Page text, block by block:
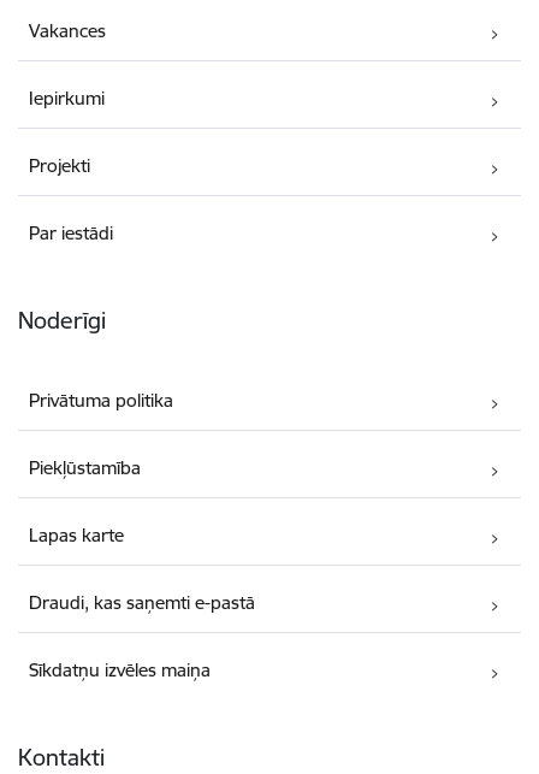
Vakances
Iepirkumi
Projekti
Par iestādi
Noderīgi
Privātuma politika
Piekļūstamība
Lapas karte
Draudi, kas saņemti e-pastā
Sīkdatņu izvēles maiņa
Kontakti